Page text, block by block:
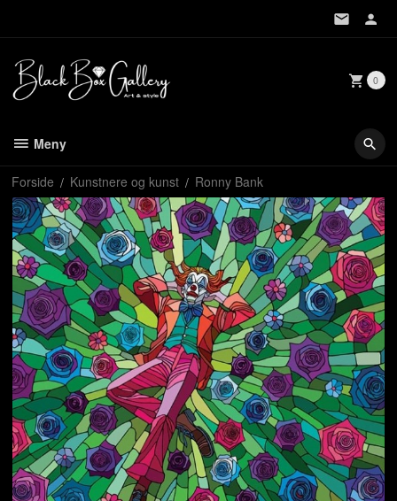
0
Meny
Forside Kunstnere og kunst Ronny Bank